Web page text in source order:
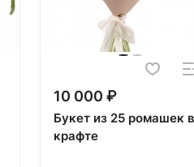
10 000 ₽
Букет из 25 ромашек в
крафте